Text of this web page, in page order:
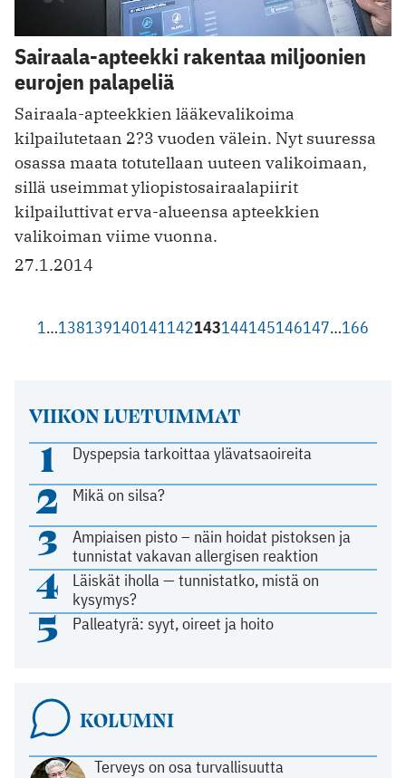
Sairaala-apteekki rakentaa miljoonien
eurojen palapeliä
Sairaala-apteekkien lääkevalikoima
kilpailutetaan 2?3 vuoden välein. Nyt suuressa
osassa maata totutellaan uuteen valikoimaan,
sillä useimmat yliopistosairaalapiirit
kilpailuttivat erva-alueensa apteekkien
valikoiman viime vuonna.
27.1.2014
1…138139140141142143144145146147…166
VIIKON LUETUIMMAT
1 Dyspepsia tarkoittaa ylävatsaoireita
2 Mikä on silsa?
3
Ampiaisen pisto – näin hoidat pistoksen ja
tunnistat vakavan allergisen reaktion
4
Läiskät iholla — tunnistatko, mistä on
kysymys?
5 Palleatyrä: syyt, oireet ja hoito
KOLUMNI
Terveys on osa turvallisuutta